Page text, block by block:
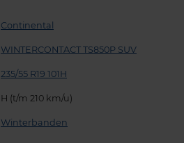
Continental
WINTERCONTACT TS850P SUV
235/55 R19 101H
H (t/m 210 km/u)
Winterbanden